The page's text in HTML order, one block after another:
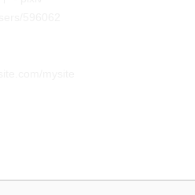
books/items/